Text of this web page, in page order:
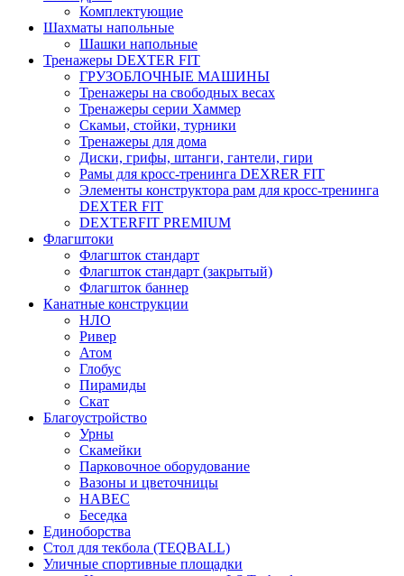
Комплектующие
Шахматы напольные
Шашки напольные
Тренажеры DEXTER FIT
ГРУЗОБЛОЧНЫЕ МАШИНЫ
Тренажеры на свободных весах
Тренажеры серии Хаммер
Скамьи, стойки, турники
Тренажеры для дома
Диски, грифы, штанги, гантели, гири
Рамы для кросс-тренинга DEXRER FIT
Элементы конструктора рам для кросс-тренинга
DEXTER FIT
DEXTERFIT PREMIUM
Флагштоки
Флагшток стандарт
Флагшток стандарт (закрытый)
Флагшток баннер
Канатные конструкции
НЛО
Ривер
Атом
Глобус
Пирамиды
Скат
Благоустройство
Урны
Скамейки
Парковочное оборудование
Вазоны и цветочницы
НАВЕС
Беседка
Единоборства
Стол для текбола (TEQBALL)
Уличные спортивные площадки